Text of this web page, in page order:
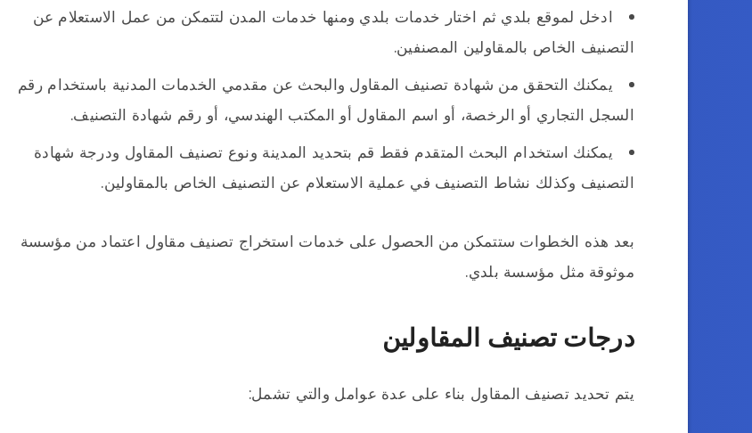
ادخل لموقع بلدي ثم اختار خدمات بلدي ومنها خدمات المدن لتتمكن من عمل الاستعلام عن
التصنيف الخاص بالمقاولين المصنفين.
يمكنك التحقق من شهادة تصنيف المقاول والبحث عن مقدمي الخدمات المدنية باستخدام رقم
السجل التجاري أو الرخصة، أو اسم المقاول أو المكتب الهندسي، أو رقم شهادة التصنيف.
يمكنك استخدام البحث المتقدم فقط قم بتحديد المدينة ونوع تصنيف المقاول ودرجة شهادة
التصنيف وكذلك نشاط التصنيف في عملية الاستعلام عن التصنيف الخاص بالمقاولين.
بعد هذه الخطوات ستتمكن من الحصول على خدمات استخراج تصنيف مقاول اعتماد من مؤسسة
موثوقة مثل مؤسسة بلدي.
درجات تصنيف المقاولين
يتم تحديد تصنيف المقاول بناء على عدة عوامل والتي تشمل: